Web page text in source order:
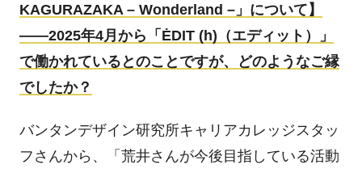
KAGURAZAKA – Wonderland –」について】
――2025年4月から「 ĖDIT (h) （エディット）」
で働かれているとのことですが、どのようなご縁
でしたか？
バンタンデザイン研究所キャリアカレッジスタッ
フさんから、「荒井さんが今後目指している活動